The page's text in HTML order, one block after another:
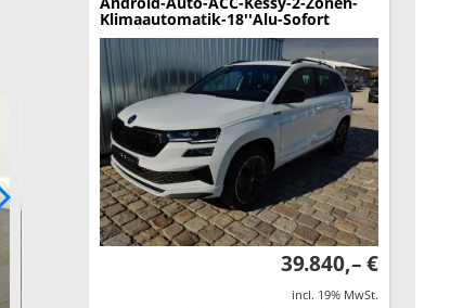
Klimaautomatik-18''Alu-Sofort
39.840,– €
incl. 19% MwSt.